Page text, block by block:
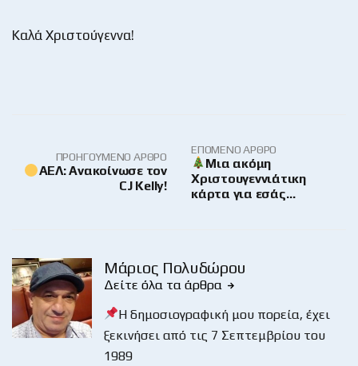
Καλά Χριστούγεννα!
ΠΡΟΗΓΟΎΜΕΝΟ ΆΡΘΡΟ
ΑΕΛ: Ανακοίνωσε τον
CJ Kelly!
ΕΠΌΜΕΝΟ ΆΡΘΡΟ
Μια ακόμη
Χριστουγεννιάτικη
κάρτα για εσάς…
Μάριος Πολυδώρου
Δείτε όλα τα άρθρα
Η δημοσιογραφική μου πορεία, έχει
ξεκινήσει από τις 7 Σεπτεμβρίου του
1989